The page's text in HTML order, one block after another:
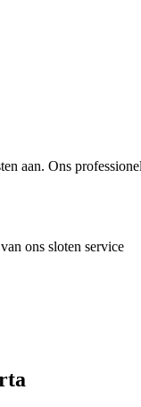
aan. Ons
ons sloten service